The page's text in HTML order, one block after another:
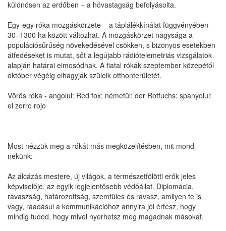
különösen az erdőben – a hóvastagság befolyásolta.
Egy-egy róka mozgáskörzete – a táplálékkínálat függvényében –
30–1300 ha között változhat. A mozgáskörzet nagysága a
populációsűrűség növekedésével csökken, s bizonyos esetekben
átfedéseket is mutat, sőt a legújabb rádiótelemetriás vizsgálatok
alapján határai elmosódnak. A fiatal rókák szeptember közepétől
október végéig elhagyják szüleik otthonterületét.
Vörös róka - angolul: Red fox; németül: der Rotfuchs: spanyolul:
el zorro rojo
Most nézzük meg a rókát más megközelítésben, mit mond
nekünk:
Az álcázás mestere, új világok, a természetfölötti erők jeles
képviselője, az egyik legjelentősebb védőállat. Diplomácia,
ravaszság, határozottság, szemfüles és ravasz, amilyen te is
vagy, ráadásul a kommunikációhoz annyira jól értesz, hogy
mindig tudod, hogy mivel nyerhetsz meg magadnak másokat.